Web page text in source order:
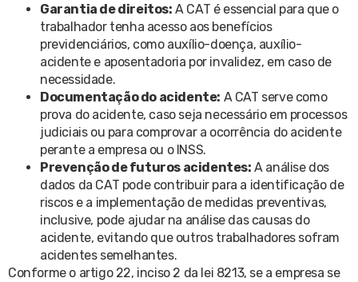
Garantia de direitos: A CAT é essencial para que o
trabalhador tenha acesso aos benefícios
previdenciários, como auxílio-doença, auxílio-
acidente e aposentadoria por invalidez, em caso de
necessidade.
Documentação do acidente: A CAT serve como
prova do acidente, caso seja necessário em processos
judiciais ou para comprovar a ocorrência do acidente
perante a empresa ou o INSS.
Prevenção de futuros acidentes: A análise dos
dados da CAT pode contribuir para a identificação de
riscos e a implementação de medidas preventivas,
inclusive, pode ajudar na análise das causas do
acidente, evitando que outros trabalhadores sofram
acidentes semelhantes.
Conforme o artigo 22, inciso 2 da lei 8213, se a empresa se